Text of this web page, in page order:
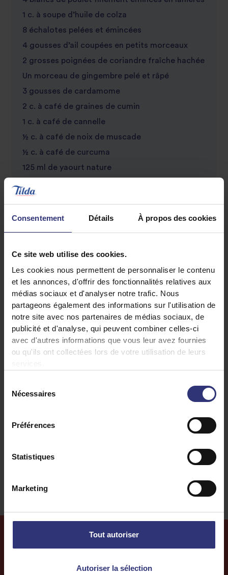
Consentement Détails À propos des cookies
Ce site web utilise des cookies.
Les cookies nous permettent de personnaliser le contenu
et les annonces, d'offrir des fonctionnalités relatives aux
médias sociaux et d'analyser notre trafic. Nous
partageons également des informations sur l'utilisation de
notre site avec nos partenaires de médias sociaux, de
publicité et d'analyse, qui peuvent combiner celles-ci
avec d'autres informations que vous leur avez fournies
ou qu'ils ont collectées lors de votre utilisation de leurs
Nécessaires
Préférences
Statistiques
Marketing
Tout autoriser
Autoriser la sélection
1 c. à soupe d’huile de colza
8 échalotes pelées et émincées
4 gousses d’ail coupées en petits morceaux
2 grosses poignées de coriandre fraîche hachée
Un morceau de gingembre pelé et râpé
3 gousses de cardamome
2 c. à café de graines de cumin
1 c. à café de cannelle
½ c. à café de noix de muscade
½ c. à café de curcuma
125 ml de yaourt nature
50 g de raisins secs dorés
Découvrez des recettes similaires
Noix Poulet